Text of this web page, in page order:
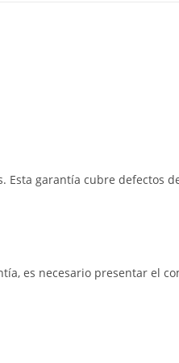
Esta garantía cubre defectos
es necesario presentar el